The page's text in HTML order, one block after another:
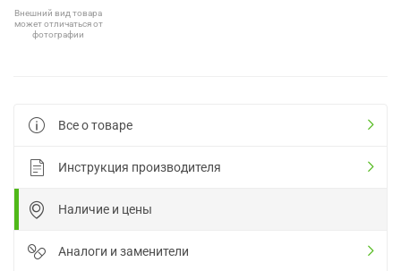
Внешний вид товара
может отличаться от
фотографии
Все о товаре
Инструкция производителя
Наличие и цены
Аналоги и заменители